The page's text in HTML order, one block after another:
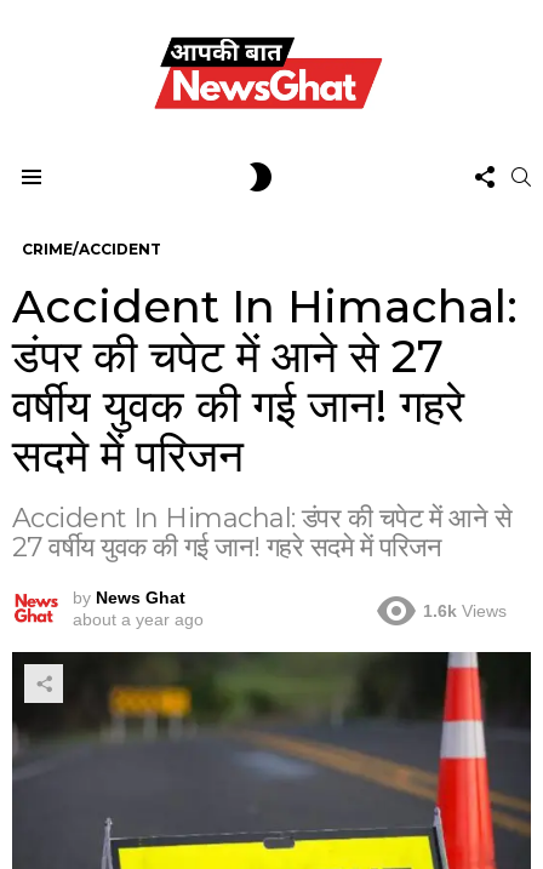
US
CRIME/ACCIDENT
Accident In Himachal:
डंपर की चपेट में आने से 27
वर्षीय युवक की गई जान! गहरे
सदमे में परिजन
Accident In Himachal: डंपर की चपेट में आने से
27 वर्षीय युवक की गई जान! गहरे सदमे में परिजन
by News Ghat
about a year ago
1.6k Views